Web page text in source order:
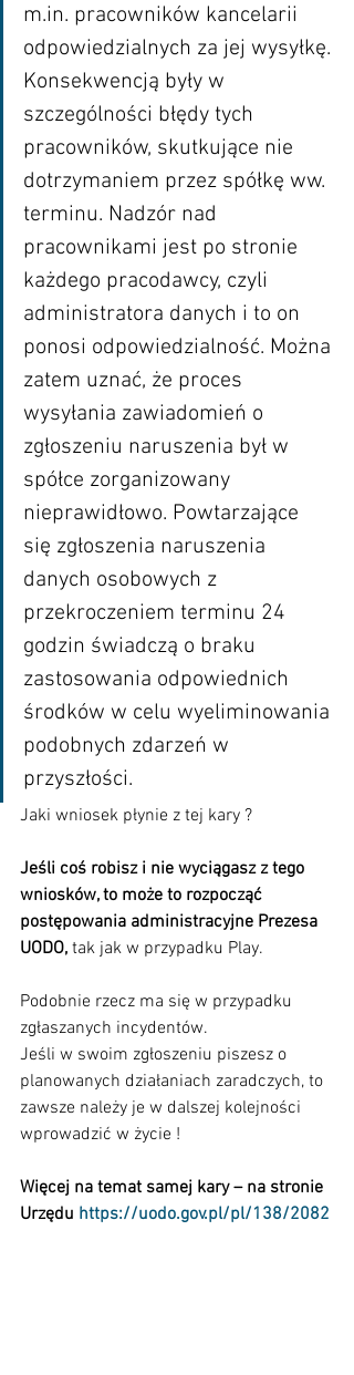
m.in. pracowników kancelarii
odpowiedzialnych za jej wysyłkę.
Konsekwencją były w
szczególności błędy tych
pracowników, skutkujące nie
dotrzymaniem przez spółkę ww.
terminu. Nadzór nad
pracownikami jest po stronie
każdego pracodawcy, czyli
administratora danych i to on
ponosi odpowiedzialność. Można
zatem uznać, że proces
wysyłania zawiadomień o
zgłoszeniu naruszenia był w
spółce zorganizowany
nieprawidłowo. Powtarzające
się zgłoszenia naruszenia
danych osobowych z
przekroczeniem terminu 24
godzin świadczą o braku
zastosowania odpowiednich
środków w celu wyeliminowania
podobnych zdarzeń w
przyszłości.
Jaki wniosek płynie z tej kary ?
Jeśli coś robisz i nie wyciągasz z tego
wniosków, to może to rozpocząć
postępowania administracyjne Prezesa
UODO, tak jak w przypadku Play.
Podobnie rzecz ma się w przypadku
zgłaszanych incydentów.
Jeśli w swoim zgłoszeniu piszesz o
planowanych działaniach zaradczych, to
zawsze należy je w dalszej kolejności
wprowadzić w życie !
Więcej na temat samej kary – na stronie
Urzędu https://uodo.gov.pl/pl/138/2082